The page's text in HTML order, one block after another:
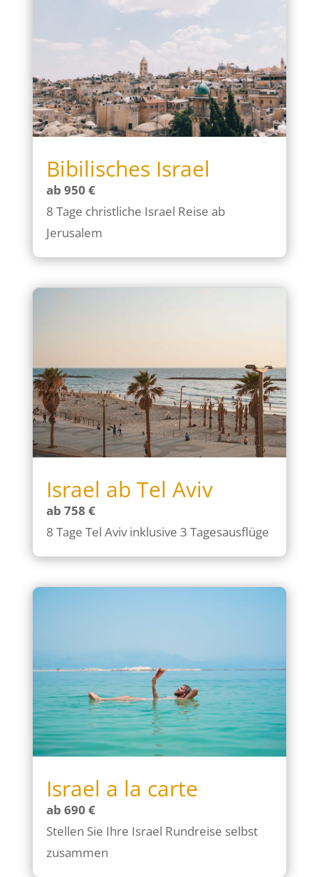
Bibilisches Israel
ab 950 €
8 Tage christliche Israel Reise ab
Jerusalem
Israel ab Tel Aviv
ab 758 €
8 Tage Tel Aviv inklusive 3 Tagesausflüge
Israel a la carte
ab 690 €
Stellen Sie Ihre Israel Rundreise selbst
zusammen